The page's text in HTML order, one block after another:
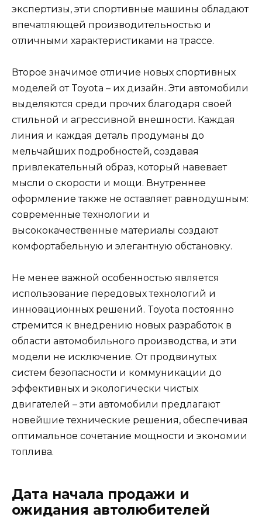
экспертизы, эти спортивные машины обладают
впечатляющей производительностью и
отличными характеристиками на трассе.
Второе значимое отличие новых спортивных
моделей от Toyota – их дизайн. Эти автомобили
выделяются среди прочих благодаря своей
стильной и агрессивной внешности. Каждая
линия и каждая деталь продуманы до
мельчайших подробностей, создавая
привлекательный образ, который навевает
мысли о скорости и мощи. Внутреннее
оформление также не оставляет равнодушным:
современные технологии и
высококачественные материалы создают
комфортабельную и элегантную обстановку.
Не менее важной особенностью является
использование передовых технологий и
инновационных решений. Toyota постоянно
стремится к внедрению новых разработок в
области автомобильного производства, и эти
модели не исключение. От продвинутых
систем безопасности и коммуникации до
эффективных и экологически чистых
двигателей – эти автомобили предлагают
новейшие технические решения, обеспечивая
оптимальное сочетание мощности и экономии
топлива.
Дата начала продажи и
ожидания автолюбителей